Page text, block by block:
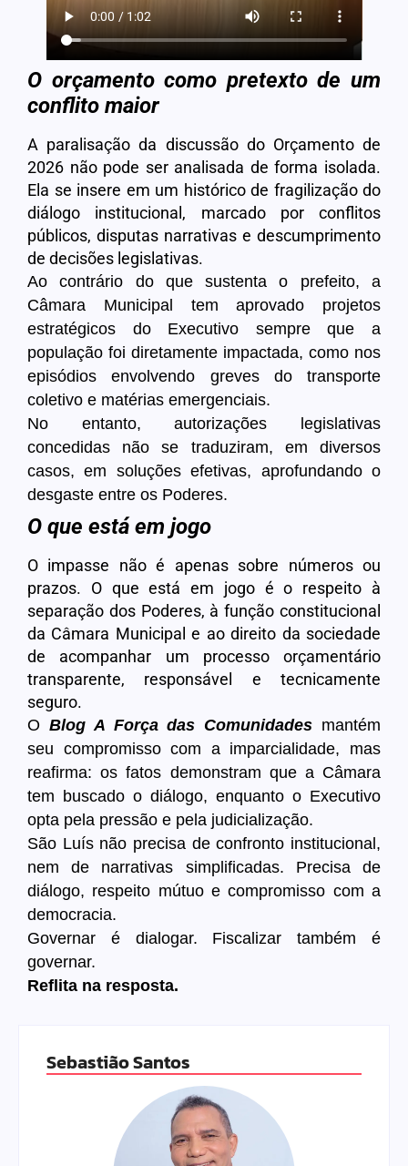
O orçamento como pretexto de um
conflito maior
A paralisação da discussão do Orçamento de
2026 não pode ser analisada de forma isolada.
Ela se insere em um histórico de fragilização do
diálogo institucional, marcado por conflitos
públicos, disputas narrativas e descumprimento
de decisões legislativas.
Ao contrário do que sustenta o prefeito, a
Câmara Municipal tem aprovado projetos
estratégicos do Executivo sempre que a
população foi diretamente impactada, como nos
episódios envolvendo greves do transporte
coletivo e matérias emergenciais.
No entanto, autorizações legislativas
concedidas não se traduziram, em diversos
casos, em soluções efetivas, aprofundando o
desgaste entre os Poderes.
O que está em jogo
O impasse não é apenas sobre números ou
prazos. O que está em jogo é o respeito à
separação dos Poderes, à função constitucional
da Câmara Municipal e ao direito da sociedade
de acompanhar um processo orçamentário
transparente, responsável e tecnicamente
seguro.
O Blog A Força das Comunidades mantém
seu compromisso com a imparcialidade, mas
reafirma: os fatos demonstram que a Câmara
tem buscado o diálogo, enquanto o Executivo
opta pela pressão e pela judicialização.
São Luís não precisa de confronto institucional,
nem de narrativas simplificadas. Precisa de
diálogo, respeito mútuo e compromisso com a
democracia.
Governar é dialogar. Fiscalizar também é
governar.
Reflita na resposta.
Sebastião Santos